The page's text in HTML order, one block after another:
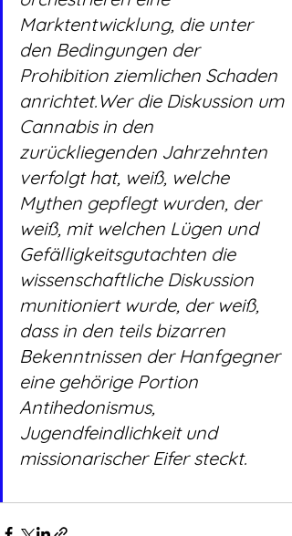
Marktentwicklung, die unter
den Bedingungen der
Prohibition ziemlichen Schaden
anrichtet.Wer die Diskussion um
Cannabis in den
zurückliegenden Jahrzehnten
verfolgt hat, weiß, welche
Mythen gepflegt wurden, der
weiß, mit welchen Lügen und
Gefälligkeitsgutachten die
wissenschaftliche Diskussion
munitioniert wurde, der weiß,
dass in den teils bizarren
Bekenntnissen der Hanfgegner
eine gehörige Portion
Antihedonismus,
Jugendfeindlichkeit und
missionarischer Eifer steckt.